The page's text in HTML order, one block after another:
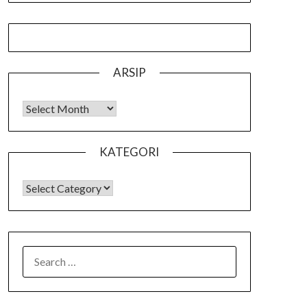
ARSIP
Arsip
KATEGORI
KATEGORI
FOR: